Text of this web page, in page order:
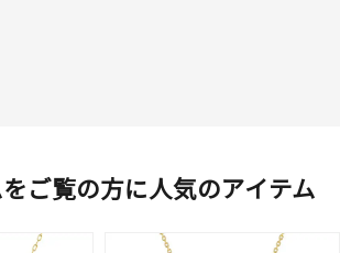
ご覧の方に人気のアイテム